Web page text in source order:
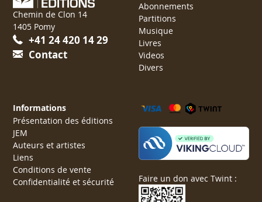
Chemin de Clon 14
1405 Pomy
+41 24 420 14 29
Contact
Abonnements
Partitions
Musique
Livres
Videos
Divers
Informations
Présentation des éditions
JEM
Auteurs et artistes
Liens
Conditions de vente
Confidentialité et sécurité
Faire un don avec Twint :